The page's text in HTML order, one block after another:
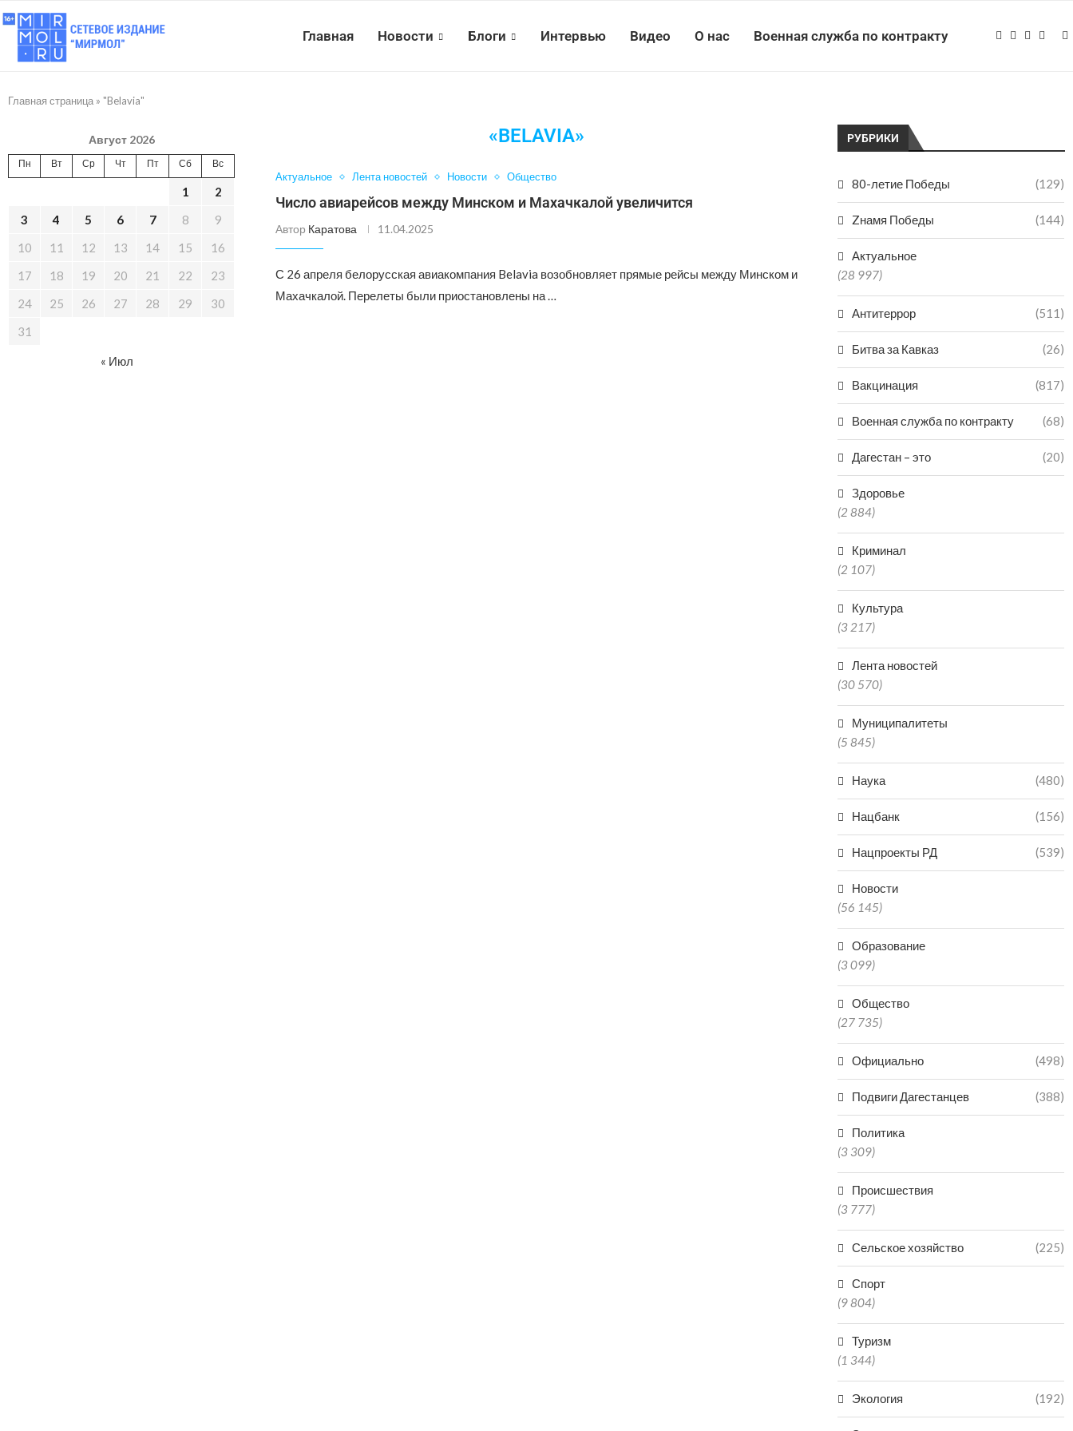
Главная Новости Блоги Интервью Видео О нас Военная служба по контракту
Главная страница » "Belavia"
«BELAVIA»
Актуальное Лента новостей Новости Общество
Число авиарейсов между Минском и Махачкалой увеличится
Автор Каратова 11.04.2025
С 26 апреля белорусская авиакомпания Belavia возобновляет прямые рейсы между Минском и
Махачкалой. Перелеты были приостановлены на …
РУБРИКИ
80-летие Победы (129)
Zнамя Победы (144)
Актуальное
(28 997)
Антитеррор (511)
Битва за Кавказ (26)
Вакцинация (817)
Военная служба по контракту (68)
Дагестан – это (20)
Здоровье
(2 884)
Криминал
(2 107)
Культура
(3 217)
Лента новостей
(30 570)
Муниципалитеты
(5 845)
Наука (480)
Нацбанк (156)
Нацпроекты РД (539)
Новости
(56 145)
Образование
(3 099)
Общество
(27 735)
Официально (498)
Подвиги Дагестанцев (388)
Политика
(3 309)
Происшествия
(3 777)
Сельское хозяйство (225)
Спорт
(9 804)
Туризм
(1 344)
Экология (192)
Август 2026
Пн Вт Ср Чт Пт Сб Вс
1
2
3
4 5 6 7 8
9
10
11 12 13 14 15
16
17
18 19 20 21 22
23
24
25 26 27 28 29
30
31
« Июл